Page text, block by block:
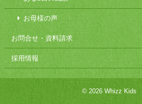
お母様の声
お問合せ・資料請求
採用情報
© 2026 Whizz Kids